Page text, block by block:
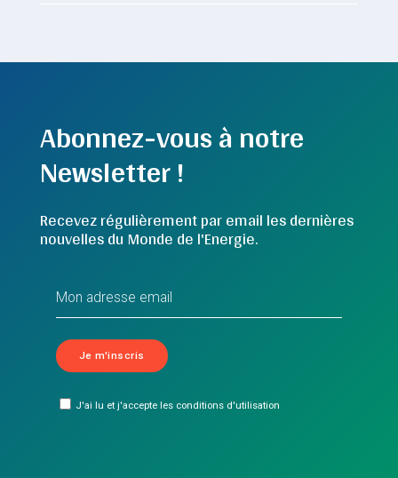
Abonnez-vous à notre
Newsletter !
Recevez régulièrement par email les dernières
nouvelles du Monde de l'Energie.
J'ai lu et j'accepte les conditions d'utilisation